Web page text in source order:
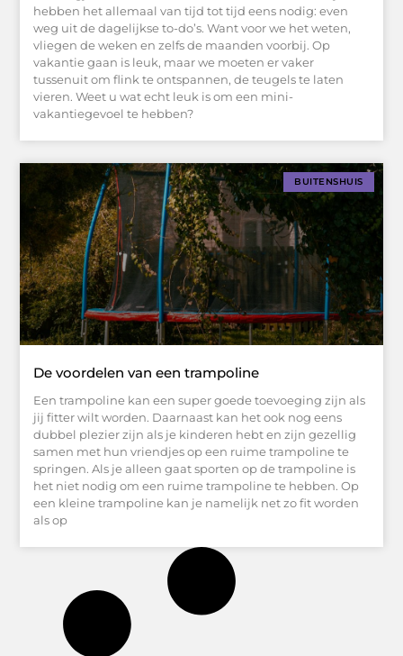
hebben het allemaal van tijd tot tijd eens nodig: even
weg uit de dagelijkse to-do’s. Want voor we het weten,
vliegen de weken en zelfs de maanden voorbij. Op
vakantie gaan is leuk, maar we moeten er vaker
tussenuit om flink te ontspannen, de teugels te laten
vieren. Weet u wat echt leuk is om een mini-
vakantiegevoel te hebben?
BUITENSHUIS
De voordelen van een trampoline
Een trampoline kan een super goede toevoeging zijn als
jij fitter wilt worden. Daarnaast kan het ook nog eens
dubbel plezier zijn als je kinderen hebt en zijn gezellig
samen met hun vriendjes op een ruime trampoline te
springen. Als je alleen gaat sporten op de trampoline is
het niet nodig om een ruime trampoline te hebben. Op
een kleine trampoline kan je namelijk net zo fit worden
als op